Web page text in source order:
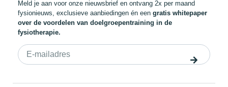
Meld je aan voor onze nieuwsbrief en ontvang 2x per maand
fysionieuws, exclusieve aanbiedingen én een gratis whitepaper
over de voordelen van doelgroepentraining in de
fysiotherapie.